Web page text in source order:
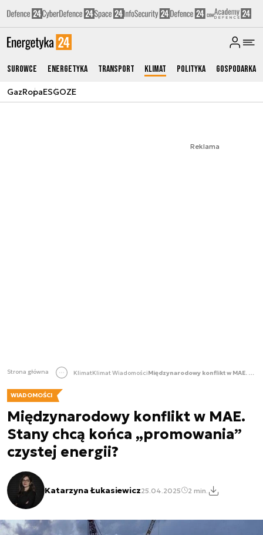
Surowce Energetyka Transport Klimat Polityka Gospodarka
GazRopaESGOZE
Reklama
Strona główna KlimatKlimat Wiadomości Międzynarodowy konflikt w MAE. Stany chcą końca „promowania” czystej energii?
WIADOMOŚCI
Międzynarodowy konflikt w MAE.
Stany chcą końca „promowania”
czystej energii?
Katarzyna Łukasiewicz25.04.2025 2 min.